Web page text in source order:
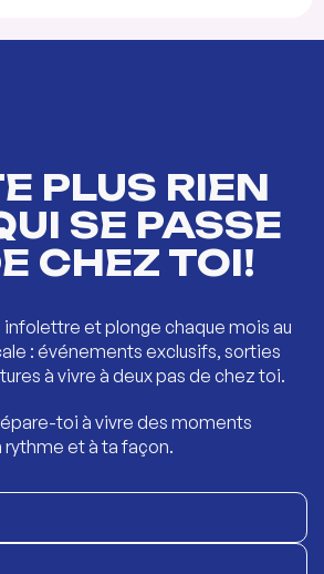
PLUS RIEN
SE PASSE
CHEZ TOI!
et plonge chaque mois au
: événements exclusifs, sorties
à vivre à deux pas de chez toi.
toi à vivre des moments
et à ta façon.